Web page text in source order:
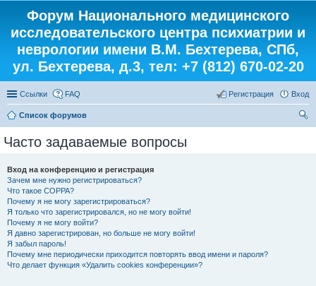
Форум Национального медицинского
исследовательского центра психиатрии и
неврологии имени В.М. Бехтерева, СПб,
ул. Бехтерева, д.3, тел: +7 (812) 670-02-20
Ссылки FAQ Вход
Регистрация
Список форумов
Часто задаваемые вопросы
Вход на конференцию и регистрация
Зачем мне нужно регистрироваться?
Что такое COPPA?
Почему я не могу зарегистрироваться?
Я только что зарегистрировался, но не могу войти!
Почему я не могу войти?
Я давно зарегистрирован, но больше не могу войти!
Я забыл пароль!
Почему мне периодически приходится повторять ввод имени и пароля?
Что делает функция «Удалить cookies конференции»?